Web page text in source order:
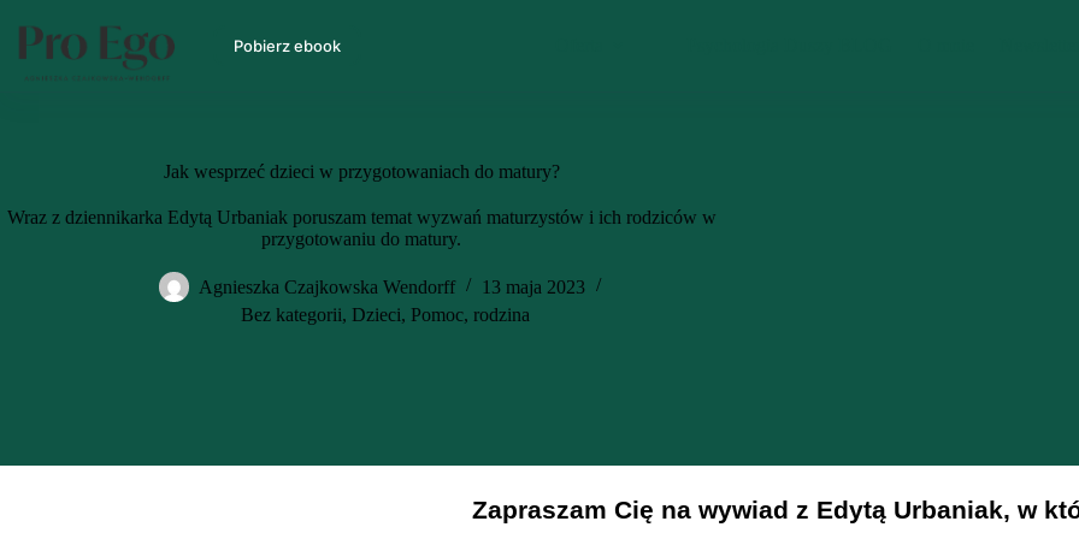
Pobierz ebook
Jak wesprzeć dzieci w przygotowaniach do matury?
Wraz z dziennikarka Edytą Urbaniak poruszam temat wyzwań maturzystów i ich rodziców w
przygotowaniu do matury.
Agnieszka Czajkowska Wendorff
13 maja 2023
Bez kategorii, Dzieci, Pomoc, rodzina
Zapraszam Cię na wywiad z Edytą Urbaniak, w